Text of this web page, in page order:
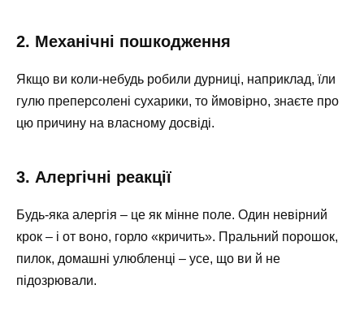
2. Механічні пошкодження
Якщо ви коли-небудь робили дурниці, наприклад, їли
гулю преперсолені сухарики, то ймовірно, знаєте про
цю причину на власному досвіді.
3. Алергічні реакції
Будь-яка алергія – це як мінне поле. Один невірний
крок – і от воно, горло «кричить». Пральний порошок,
пилок, домашні улюбленці – усе, що ви й не
підозрювали.